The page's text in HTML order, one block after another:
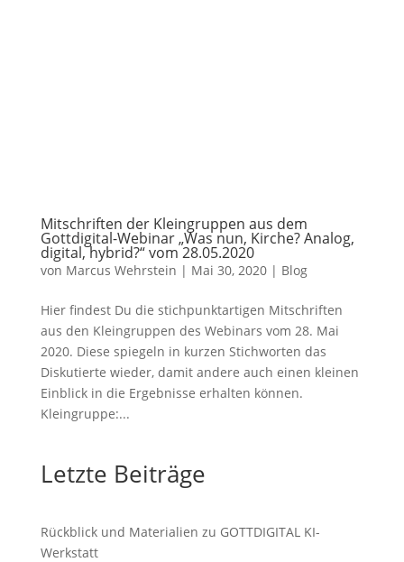
Mitschriften der Kleingruppen aus dem
Gottdigital-Webinar „Was nun, Kirche? Analog,
digital, hybrid?“ vom 28.05.2020
von Marcus Wehrstein | Mai 30, 2020| Blog
Hier findest Du die stichpunktartigen Mitschriften
aus den Kleingruppen des Webinars vom 28. Mai
2020. Diese spiegeln in kurzen Stichworten das
Diskutierte wieder, damit andere auch einen kleinen
Einblick in die Ergebnisse erhalten können.
Kleingruppe:...
Letzte Beiträge
Rückblick und Materialien zu GOTTDIGITAL KI-
Werkstatt